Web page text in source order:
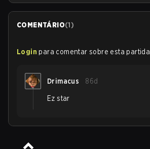
COMENTÁRIO(1)
Login para comentar sobre esta partida
Drimacus 86d
Ez star